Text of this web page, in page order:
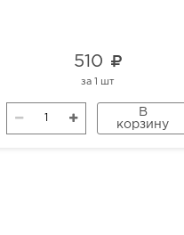
510
за 1 шт
В
корзину